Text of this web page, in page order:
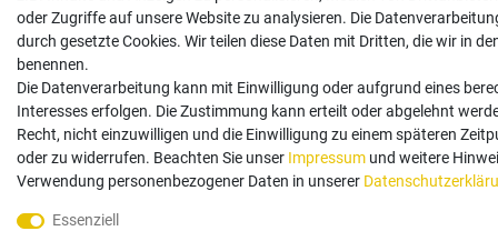
oder Zugriffe auf unsere Website zu analysieren. Die
durch gesetzte Cookies. Wir teilen diese Daten mit Dritten, die wir in
benennen.
Die Datenverarbeitung kann mit Einwilligung oder aufgrund eines
Interesses erfolgen. Die Zustimmung kann erteilt oder abgelehnt
Recht, nicht einzuwilligen und die Einwilligung zu einem späteren
oder zu widerrufen. Beachten Sie unser Impressum und weitere
Verwendung personenbezogener Daten in unserer
Essenziell